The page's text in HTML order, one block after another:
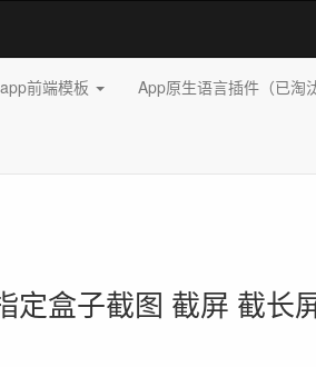
前端模板 App原生语言插件（已淘
定盒子截图 截屏 截长